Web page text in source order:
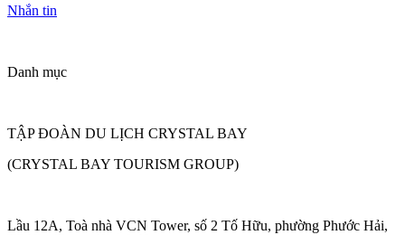
Nhắn tin
Danh mục
TẬP ĐOÀN DU LỊCH CRYSTAL BAY
(CRYSTAL BAY TOURISM GROUP)
Lầu 12A, Toà nhà VCN Tower, số 2 Tố Hữu, phường Phước Hải,